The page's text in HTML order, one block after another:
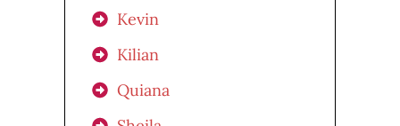
Kevin
Kilian
Quiana